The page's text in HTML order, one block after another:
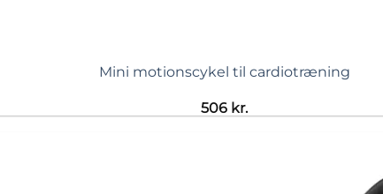
Mini motionscykel til cardiotræning
506 kr.